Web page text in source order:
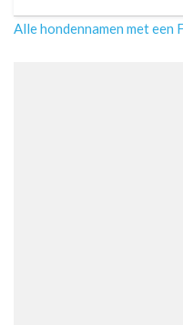
Alle hondennamen met een